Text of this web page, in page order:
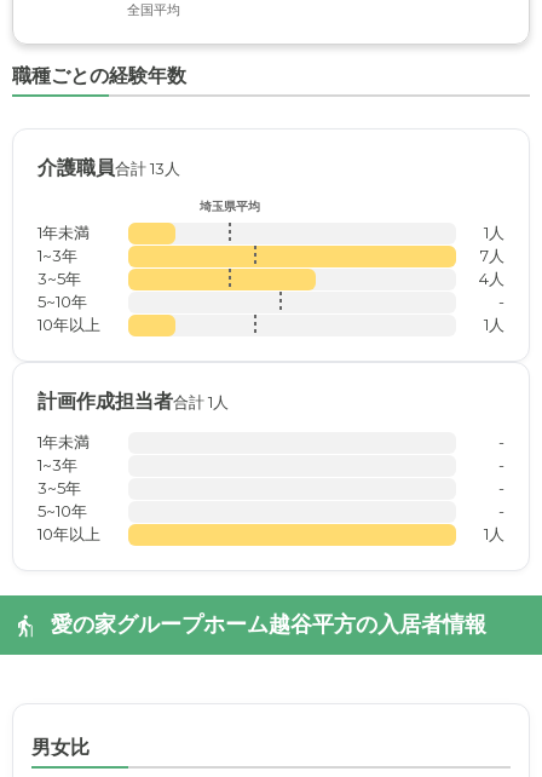
全国平均
職種ごとの経験年数
介護職員合計 13人
埼玉県平均
1年未満
1人
1~3年
7人
3~5年
4人
5~10年
-
10年以上
1人
計画作成担当者合計 1人
1年未満
-
1~3年
-
3~5年
-
5~10年
-
10年以上
1人
愛の家グループホーム越谷平方の入居者情報
男女比